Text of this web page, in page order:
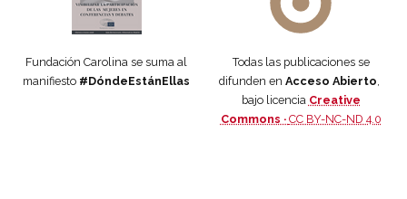
Fundación Carolina se suma al
manifiesto #DóndeEstánEllas
Todas las publicaciones se
difunden en Acceso Abierto,
bajo licencia Creative
Commons · CC BY-NC-ND 4.0